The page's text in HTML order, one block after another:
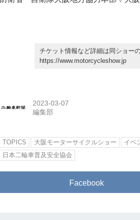
チケット情報など詳細は同ショー
https://www.motorcycleshow.jp
2023-03-07
編集部
TOPICS 大阪モーターサイクルショー イベ
日本二輪車普及安全協会
Facebook